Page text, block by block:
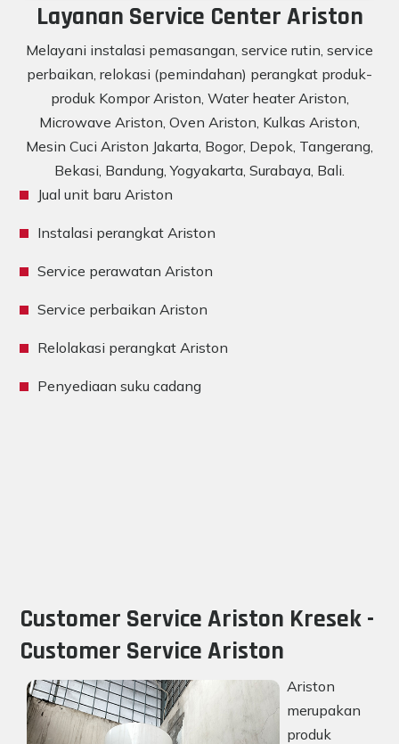
Layanan Service Center Ariston
Melayani instalasi pemasangan, service rutin, service
perbaikan, relokasi (pemindahan) perangkat produk-
produk Kompor Ariston, Water heater Ariston,
Microwave Ariston, Oven Ariston, Kulkas Ariston,
Mesin Cuci Ariston Jakarta, Bogor, Depok, Tangerang,
Bekasi, Bandung, Yogyakarta, Surabaya, Bali.
Jual unit baru Ariston
Instalasi perangkat Ariston
Service perawatan Ariston
Service perbaikan Ariston
Relolakasi perangkat Ariston
Penyediaan suku cadang
Customer Service Ariston Kresek -
Customer Service Ariston
Ariston
merupakan
produk